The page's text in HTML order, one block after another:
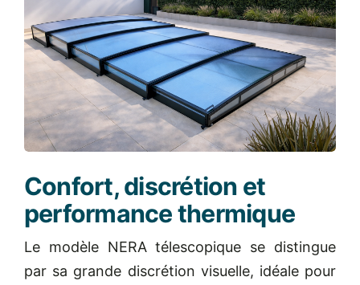
Confort, discrétion et
performance thermique
Le modèle NERA télescopique se distingue
par sa grande discrétion visuelle, idéale pour